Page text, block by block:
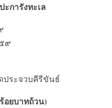
ะการังทะเล
๙
ประจวบคีรีขันธ์
อยบาทถ้วน)